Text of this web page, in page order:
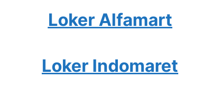
Loker Alfamart
Loker Indomaret